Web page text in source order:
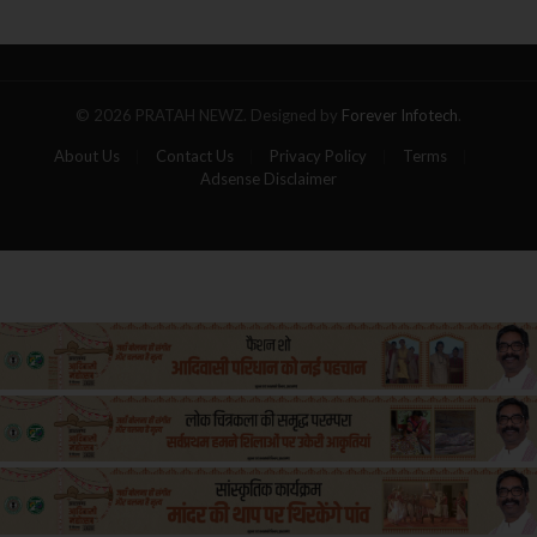
© 2026 PRATAH NEWZ. Designed by Forever Infotech.
About Us Contact Us Privacy Policy
Terms
Adsense Disclaimer